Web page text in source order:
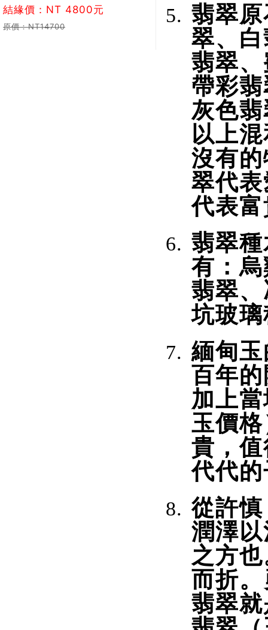
結緣價：NT 4800元
原價：NT14700
翡翠
翠、
翡翠
帶彩
灰色
以上
沒有
翠代
代表
翡翠
有：
翡翠
坑玻
緬甸
百年
加上
玉價
貴，
代代
從許
潤澤
之方
而折
翡翠